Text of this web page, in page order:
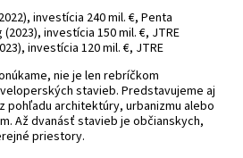
investícia 240 mil. €, Penta
investícia 150 mil. €, JTRE
investícia 120 mil. €, JTRE
nie je len rebríčkom
stavieb. Predstavujeme aj
pohľadu architektúry, urbanizmu alebo
Až dvanásť stavieb je občianskych,
priestory.